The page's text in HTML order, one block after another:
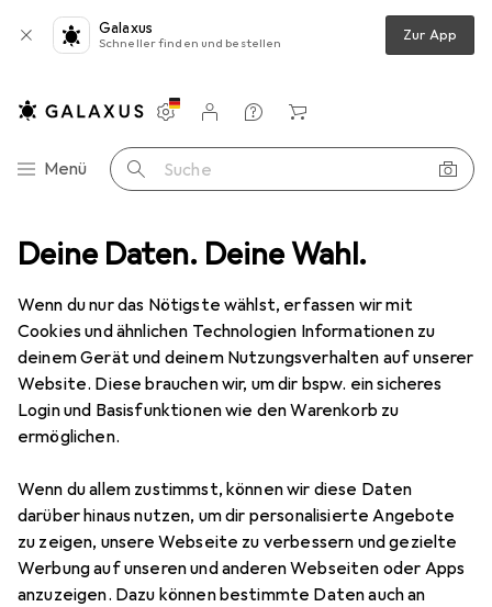
Deine Daten. Deine Wahl.
Wenn du nur das Nötigste wählst, erfassen wir mit
Cookies und ähnlichen Technologien Informationen zu
deinem Gerät und deinem Nutzungsverhalten auf unserer
Website. Diese brauchen wir, um dir bspw. ein sicheres
Login und Basisfunktionen wie den Warenkorb zu
ermöglichen.
Wenn du allem zustimmst, können wir diese Daten
darüber hinaus nutzen, um dir personalisierte Angebote
zu zeigen, unsere Webseite zu verbessern und gezielte
Werbung auf unseren und anderen Webseiten oder Apps
anzuzeigen. Dazu können bestimmte Daten auch an
Galaxus
Schneller finden und bestellen Zur App
Navigation nach Kategorien
Menü Suche
Einstellungen
Kundenkonto
Vergleichslisten
Merklisten
Warenkorb
Videokonferenz + Telefonie Office Headset
11 Bilder
Snom A190
Preis in EUR inkl. MwSt.
EUR
103,85
Schneller lieferbar
Angebot für
EUR
124,95